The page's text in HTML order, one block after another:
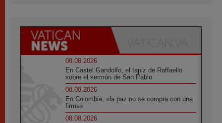
08.08.2026
En Castel Gandolfo, el tapiz de Raffaello
sobre el sermón de San Pablo
08.08.2026
En Colombia, «la paz no se compra con una
firma»
08.08.2026